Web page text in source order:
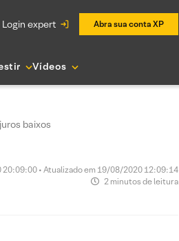
login expert Abra sua conta XP
Vídeos
baixos
• Atualizado em 19/08/2020 12:09:14
2 minutos de leitura